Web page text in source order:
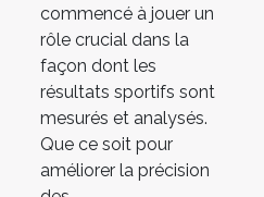
commencé à jouer un
rôle crucial dans la
façon dont les
résultats sportifs sont
mesurés et analysés.
Que ce soit pour
améliorer la précision